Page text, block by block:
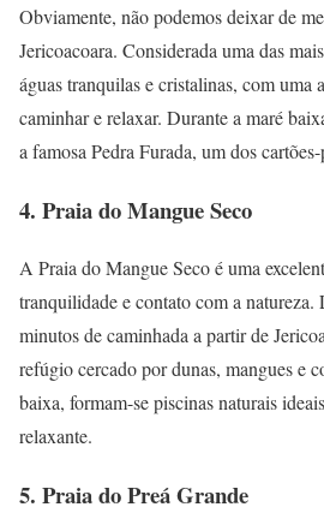
Obviamente, não podemos deixar de
Jericoacoara. Considerada uma das
águas tranquilas e cristalinas, com uma
caminhar e relaxar. Durante a maré
a famosa Pedra Furada, um dos
4. Praia do Mangue Seco
A Praia do Mangue Seco é uma
tranquilidade e contato com a natureza.
minutos de caminhada a partir de
refúgio cercado por dunas, mangues e
baixa, formam-se piscinas naturais
relaxante.
5. Praia do Preá Grande